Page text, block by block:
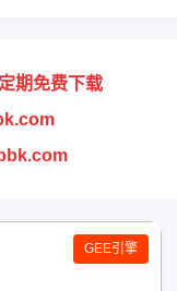
期免费下载
GEE引擎